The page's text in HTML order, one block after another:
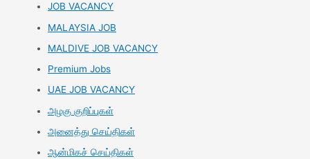
JOB VACANCY
MALAYSIA JOB
MALDIVE JOB VACANCY
Premium Jobs
UAE JOB VACANCY
அழகு குறிப்புகள்
அனைத்து செய்திகள்
ஆன்மிகச் செய்திகள்